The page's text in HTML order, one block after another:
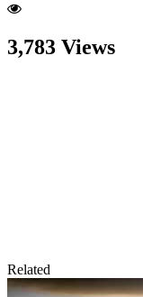
3,783 Views
Related